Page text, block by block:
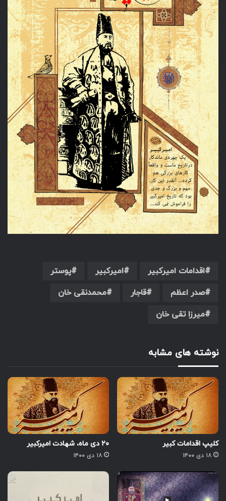
اقدامات امیرکبیر امیرکبیر
پوستر
صدر اعظم
قاجار
محمدنقی خان
میرزا تقی خان
نوشته های مشابه
کلیپ اقدامات کبیر
۱۸ دی ۱۴۰۰
۲۰ دی ماه، شهادت امیرکبیر
۱۸ دی ۱۴۰۰